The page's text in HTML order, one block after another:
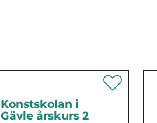
Konstskolan i
Gävle årskurs 2